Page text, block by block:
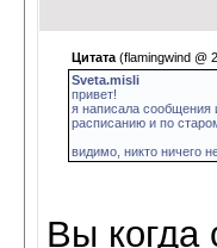
Цитата (flamingwind @
Sveta.misli
привет!
я написала сообщения
расписанию и по
видимо, никто ничего
Вы когда